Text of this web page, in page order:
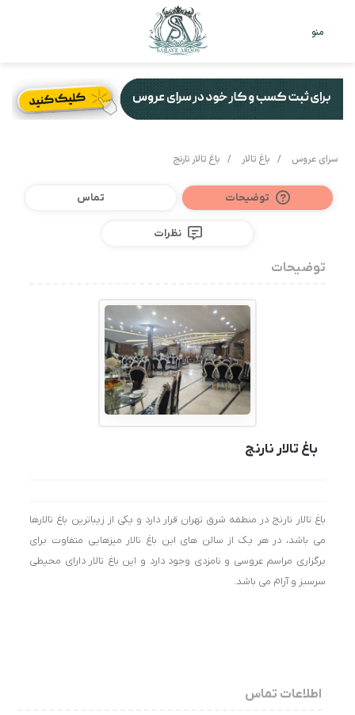
منو
سرای عروس / باغ تالار / باغ تالار نارنج
توضیحات تماس
نظرات
توضیحات
باغ تالار نارنج
باغ تالار نارنج در منطقه شرق تهران قرار دارد و یکی از زیباترین باغ تالارها
می باشد، در هر یک از سالن های این باغ تالار میزهایی متفاوت برای
برگزاری مراسم عروسی و نامزدی وجود دارد و این باغ تالار دارای محیطی
سرسبز و آرام می باشد.
اطلاعات تماس